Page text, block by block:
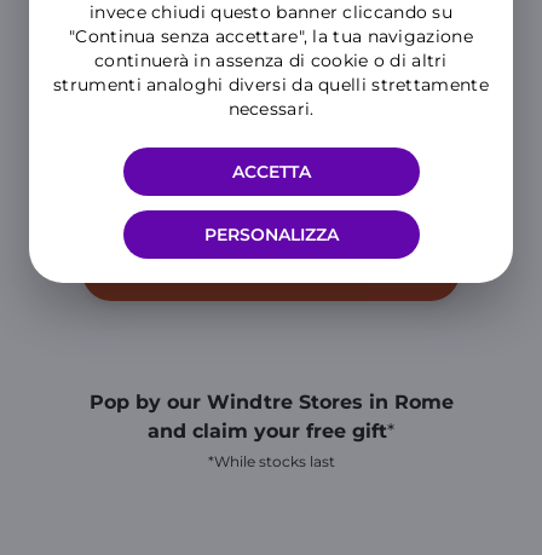
invece chiudi questo banner cliccando su
"Continua senza accettare", la tua navigazione
continuerà in assenza di cookie o di altri
strumenti analoghi diversi da quelli strettamente
necessari.
PERSONALIZZA
ACCETTA
Pop by our Windtre Stores in Rome
and claim your free gift*
*While stocks last